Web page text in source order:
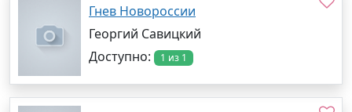
Гнев Новороссии
Георгий Савицкий
Доступно:
1 из 1